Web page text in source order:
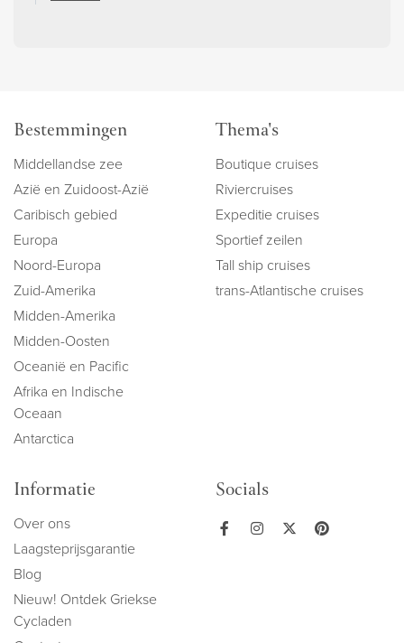
Bestemmingen
Middellandse zee
Azië en Zuidoost-Azië
Caribisch gebied
Europa
Noord-Europa
Zuid-Amerika
Midden-Amerika
Midden-Oosten
Oceanië en Pacific
Afrika en Indische
Oceaan
Antarctica
Thema's
Boutique cruises
Riviercruises
Expeditie cruises
Sportief zeilen
Tall ship cruises
trans-Atlantische cruises
Informatie
Over ons
Laagsteprijsgarantie
Blog
Nieuw! Ontdek Griekse
Cycladen
Socials